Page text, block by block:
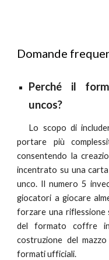
Domande
Perché il
uncos?
Lo scopo di
portare più
consentendo la
incentrato su una
unco. Il numero 5
giocatori a giocare
forzare una riflessione
del formato coffre
costruzione del
formati ufficiali.